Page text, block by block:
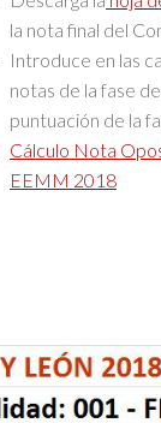
la nota final del
Introduce en las
notas de la fase
puntuación de la
Cálculo Nota
EEMM 2018